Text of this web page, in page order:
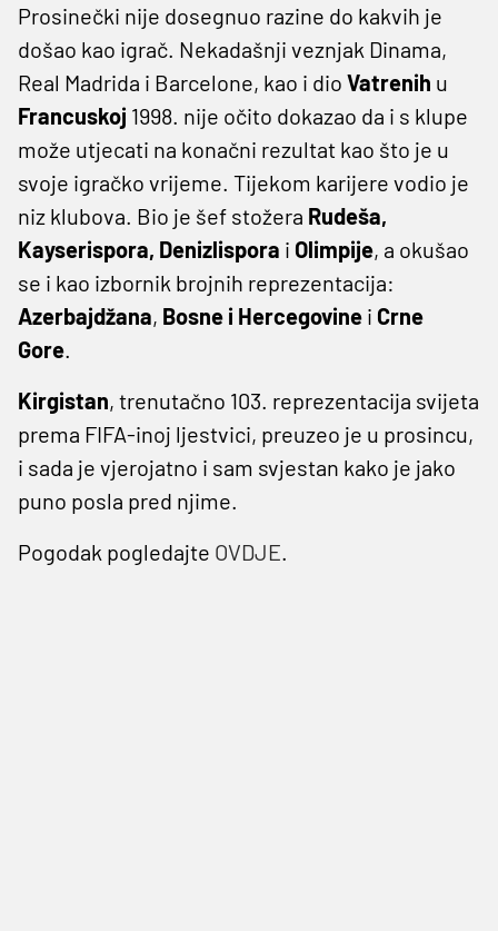
Prosinečki nije dosegnuo razine do kakvih je
došao kao igrač. Nekadašnji veznjak Dinama,
Real Madrida i Barcelone, kao i dio Vatrenih u
Francuskoj 1998. nije očito dokazao da i s klupe
može utjecati na konačni rezultat kao što je u
svoje igračko vrijeme. Tijekom karijere vodio je
niz klubova. Bio je šef stožera Rudeša,
Kayserispora, Denizlispora i Olimpije, a okušao
se i kao izbornik brojnih reprezentacija:
Azerbajdžana, Bosne i Hercegovine i Crne
Gore.
Kirgistan, trenutačno 103. reprezentacija svijeta
prema FIFA-inoj ljestvici, preuzeo je u prosincu,
i sada je vjerojatno i sam svjestan kako je jako
puno posla pred njime.
Pogodak pogledajte OVDJE.